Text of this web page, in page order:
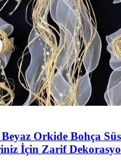
Orkide Bohça
İçin Zarif